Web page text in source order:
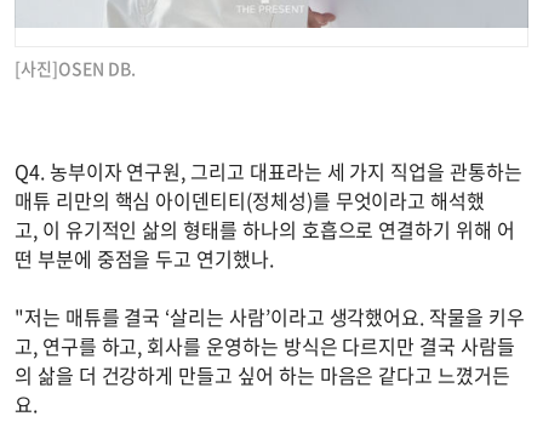
[사진]OSEN DB.
Q4. 농부이자 연구원, 그리고 대표라는 세 가지 직업을 관통하는
매튜 리만의 핵심 아이덴티티(정체성)를 무엇이라고 해석했
고, 이 유기적인 삶의 형태를 하나의 호흡으로 연결하기 위해 어
떤 부분에 중점을 두고 연기했나.
"저는 매튜를 결국 ‘살리는 사람’이라고 생각했어요. 작물을 키우
고, 연구를 하고, 회사를 운영하는 방식은 다르지만 결국 사람들
의 삶을 더 건강하게 만들고 싶어 하는 마음은 같다고 느꼈거든
요.